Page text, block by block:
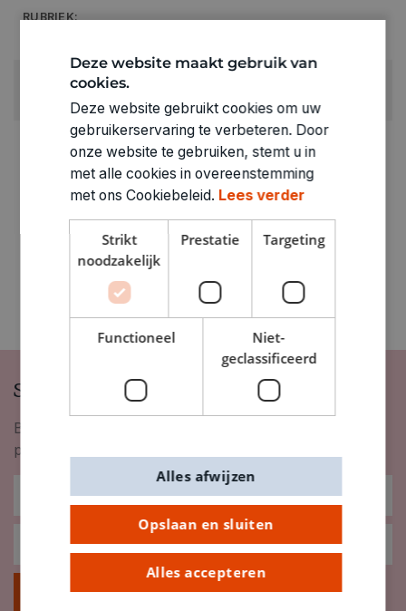
RUBRIEK:
GEWICHT
ARTIKELNUMMER
4010641
Schrijf je in op onze nieuwsbrief
Blijf op de hoogte van nieuwigheden, inspiratie,
promoties en meer!
Inschrijven
Deze website maakt gebruik van
cookies.
Deze website gebruikt cookies om uw
gebruikerservaring te verbeteren. Door
onze website te gebruiken, stemt u in
met alle cookies in overeenstemming
met ons Cookiebeleid. Lees verder
Strikt
noodzakelijk
Prestatie Targeting
Functioneel
Niet-
geclassificeerd
Opslaan en sluiten
Alles accepteren
Alles afwijzen